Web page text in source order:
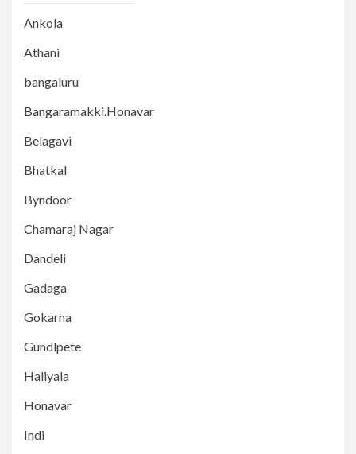
Ankola
Athani
bangaluru
Bangaramakki.Honavar
Belagavi
Bhatkal
Byndoor
Chamaraj Nagar
Dandeli
Gadaga
Gokarna
Gundlpete
Haliyala
Honavar
Indi